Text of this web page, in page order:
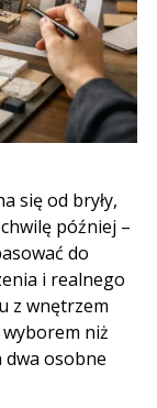
się od bryły,
później –
do
i realnego
z wnętrzem
niż
osobne